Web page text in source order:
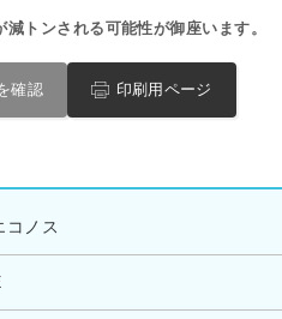
トンされる可能性が御座います。
確認 印刷用ページ
コノス